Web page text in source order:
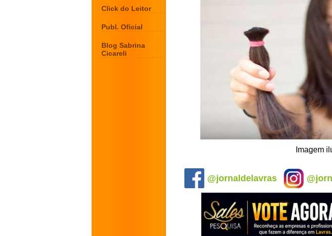
Click do Leitor
Publ. Oficial
Blog Sabrina
Cicareli
Imagem
@jornaldelavras